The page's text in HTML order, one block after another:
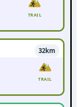
TRAIL
32km
TRAIL